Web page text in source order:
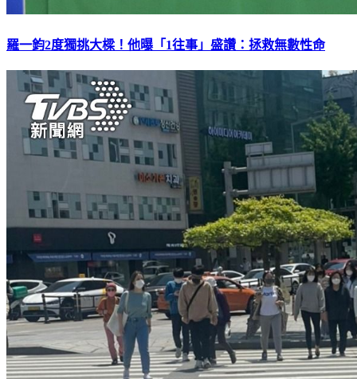
羅一鈞2度獨挑大樑！他曝「1往事」盛讚：拯救無數性命